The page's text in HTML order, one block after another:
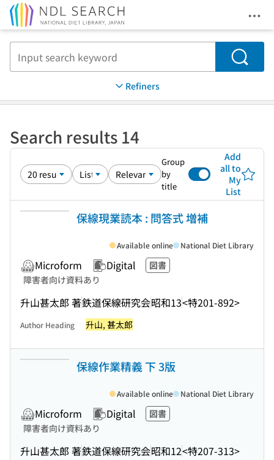
Search
Refiners
Search results 14
Group
by
title
Add
all to
My
List
保線現業読本 : 問答式 増補
Microform Digital
図書
障害者向け資料あり
升山甚太郎 著鉄道保線研究会昭和13<特201-892>
Available online National Diet Library
Author Heading 升山, 甚太郎
保線作業精義 下 3版
Microform Digital
図書
障害者向け資料あり
升山甚太郎 著鉄道保線研究会昭和12<特207-313>
Available online National Diet Library